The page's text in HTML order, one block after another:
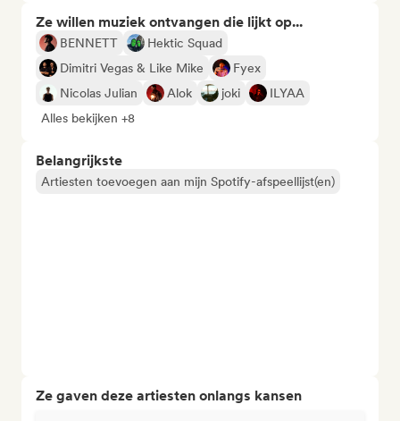
Ze willen muziek ontvangen die lijkt op...
BENNETT
Hektic Squad
Dimitri Vegas & Like Mike
Fyex
Nicolas Julian
Alok joki
ILYAA
Alles bekijken +8
Belangrijkste
Artiesten toevoegen aan mijn Spotify-afspeellijst(en)
Ze gaven deze artiesten onlangs kansen